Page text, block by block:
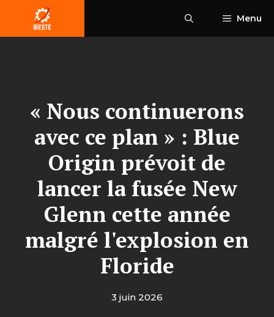
contenu
Menu
« Nous continuerons
avec ce plan » : Blue
Origin prévoit de
lancer la fusée New
Glenn cette année
malgré l'explosion en
Floride
3 juin 2026